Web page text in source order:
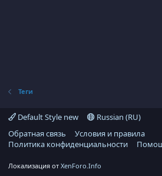
Теги
Default Style new
Russian (RU)
Обратная связь
Условия и правила
Политика конфиденциальности
Локализация от XenForo.Info